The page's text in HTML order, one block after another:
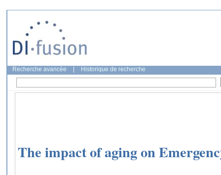
Recherche avancée Historique de recherche
The impact of aging on